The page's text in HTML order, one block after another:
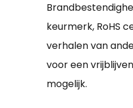
keurmerk, RoHS
verhalen van
voor een
mogelijk.